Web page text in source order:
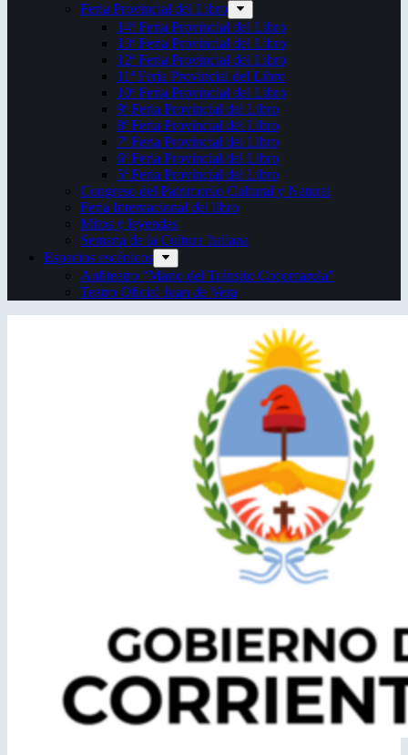
Feria Provincial del Libro
14ª Feria Provincial del Libro
13ª Feria Provincial del Libro
12ª Feria Provincial del Libro
11ª Feria Provincial del Libro
10ª Feria Provincial del Libro
9ª Feria Provincial del Libro
8ª Feria Provincial del Libro
7ª Feria Provincial del Libro
6ª Feria Provincial del Libro
5ª Feria Provincial del Libro
Congreso del Patrimonio Cultural y Natural
Feria Internacional del libro
Mitos y leyendas
Semana de la Cultura Italiana
Espacios escénicos
Anfiteatro “Mario del Tránsito Cocomarola”
Teatro Oficial Juan de Vera